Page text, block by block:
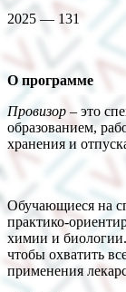
2025 — 131
О программе
Провизор– это
образованием,
хранения и
Обучающиеся на
практико-
химии и
чтобы охватить
применения